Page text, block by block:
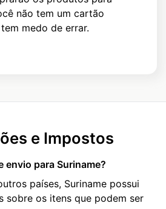
não tem um cartão
medo de errar.
e Impostos
envio para Suriname?
países, Suriname possui
sobre os itens que podem ser